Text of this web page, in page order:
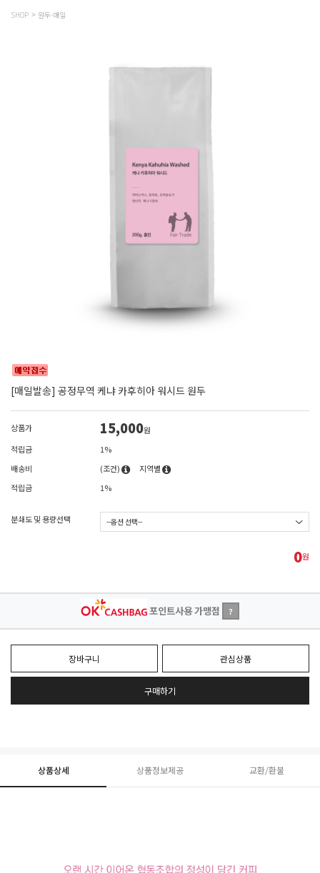
SHOP 원두-매일
[매일발송] 공정무역 케냐 카후히아 워시드 원두
상품가 15,000원
적립금
1%
배송비
(조건)
지역별
적립금
1%
분쇄도 및 용량선택
0원
포인트사용 가맹점 ?
장바구니 관심상품
구매하기
상품상세 상품정보제공 교환/환불